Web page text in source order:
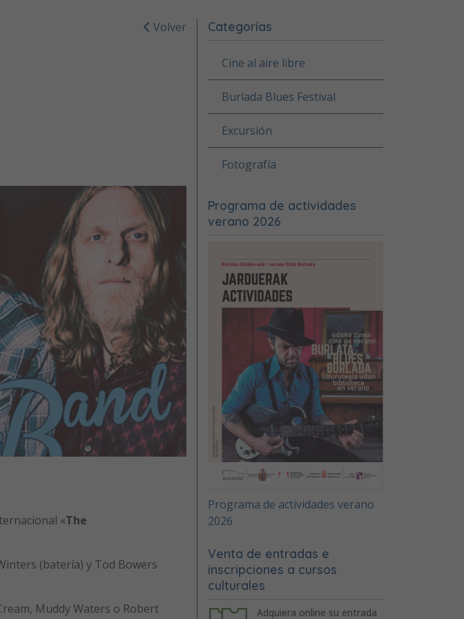
Volver
«The
(batería) y Tod Bowers
Muddy Waters o Robert
Categorías
Cine al aire libre
Burlada Blues Festival
Excursión
Fotografía
Programa de actividades
verano 2026
Programa de actividades verano
2026
Venta de entradas e
inscripciones a cursos
culturales
Adquiera online su entrada